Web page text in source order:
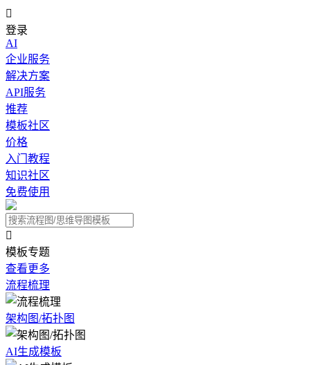

登录
AI
企业服务
解决方案
API服务
推荐
模板社区
价格
入门教程
知识社区
免费使用

模板专题
查看更多
流程梳理
架构图/拓扑图
AI生成模板